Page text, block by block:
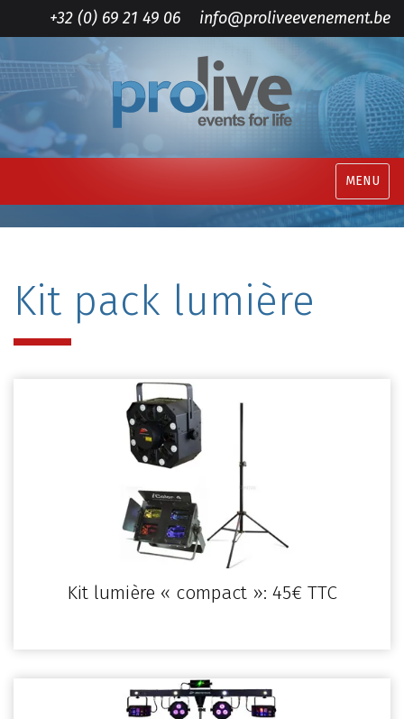
+32 (0) 69 21 49 06 info@proliveevenement.be
MENU
Kit pack lumière
Kit lumière « compact »: 45€ TTC